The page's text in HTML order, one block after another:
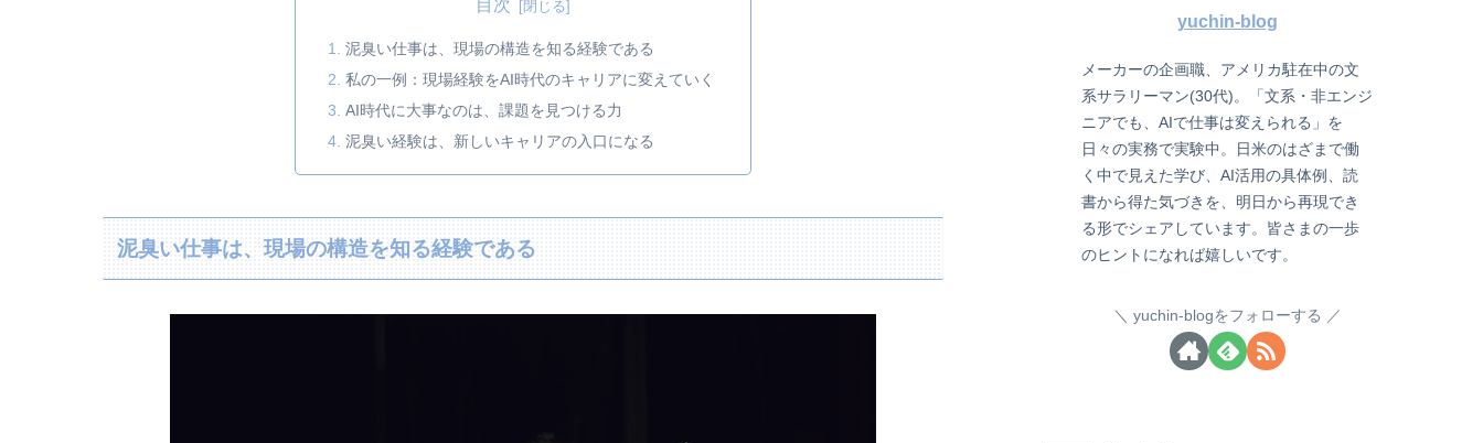
目次
泥臭い仕事は、現場の構造を知る経験である
私の一例：現場経験をAI時代のキャリアに変えていく
AI時代に大事なのは、課題を見つける力
泥臭い経験は、新しいキャリアの入口になる
泥臭い仕事は、現場の構造を知る経験である
yuchin-blog
メーカーの企画職、アメリカ駐在中の文
系サラリーマン(30代)。「文系・非エンジ
ニアでも、AIで仕事は変えられる」を
日々の実務で実験中。日米のはざまで働
く中で見えた学び、AI活用の具体例、読
書から得た気づきを、明日から再現でき
る形でシェアしています。皆さまの一歩
のヒントになれば嬉しいです。
yuchin-blogをフォローする